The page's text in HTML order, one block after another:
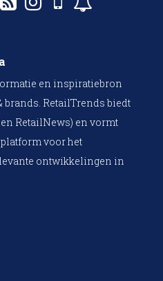
en inspiratiebron
RetailTrends biedt
RetailNews) en vormt
voor het
ontwikkelingen in